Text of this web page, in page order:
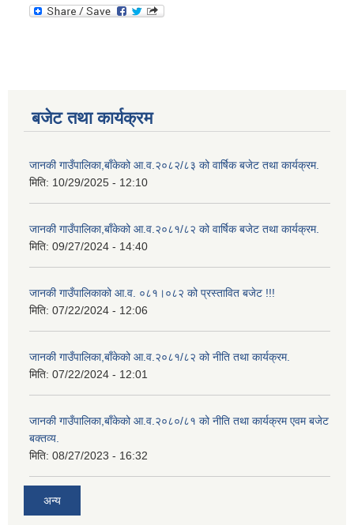
बजेट तथा कार्यक्रम
जानकी गाउँपालिका,बाँकेको आ.व.२०८२/८३ को वार्षिक बजेट तथा कार्यक्रम.
मिति: 10/29/2025 - 12:10
जानकी गाउँपालिका,बाँकेको आ.व.२०८१/८२ को वार्षिक बजेट तथा कार्यक्रम.
मिति: 09/27/2024 - 14:40
जानकी गाउँपालिकाको आ.व. ०८१।०८२ को प्रस्तावित बजेट !!!
मिति: 07/22/2024 - 12:06
जानकी गाउँपालिका,बाँकेको आ.व.२०८१/८२ को नीति तथा कार्यक्रम.
मिति: 07/22/2024 - 12:01
जानकी गाउँपालिका,बाँकेको आ.व.२०८०/८१ को नीति तथा कार्यक्रम एवम बजेट
बक्तव्य.
मिति: 08/27/2023 - 16:32
अन्य